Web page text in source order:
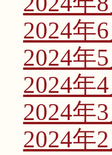
2024年6
2024年5
2024年4
2024年3
2024年2